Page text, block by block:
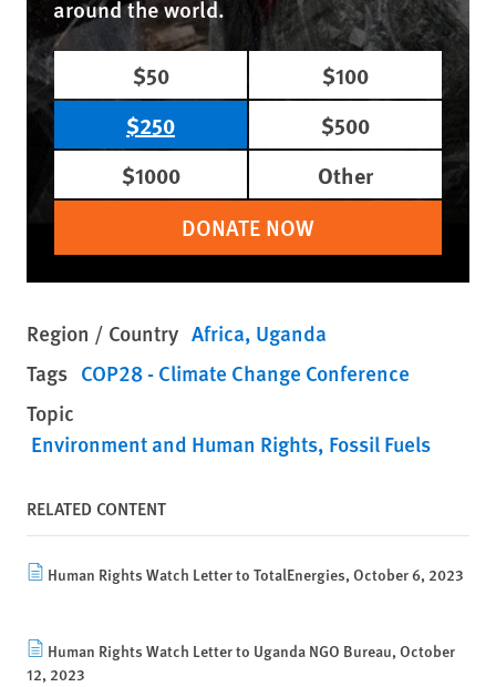
around the world.
$50
$100
$250
$500
$1000
Other
DONATE NOW
Region / Country Africa Uganda
Tags COP28 - Climate Change Conference
Topic
Environment and Human Rights Fossil Fuels
RELATED CONTENT
Human Rights Watch Letter to TotalEnergies, October 6, 2023
Human Rights Watch Letter to Uganda NGO Bureau, October
12, 2023